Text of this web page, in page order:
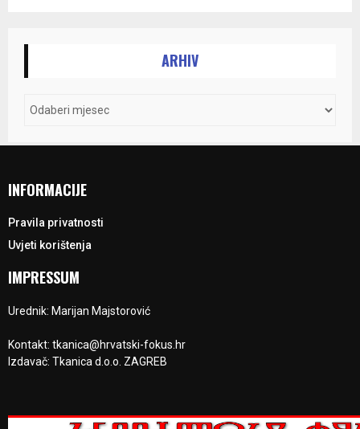
ARHIV
INFORMACIJE
Pravila privatnosti
Uvjeti korištenja
IMPRESSUM
Urednik: Marijan Majstorović
Kontakt: tkanica@hrvatski-fokus.hr
Izdavač: Tkanica d.o.o. ZAGREB